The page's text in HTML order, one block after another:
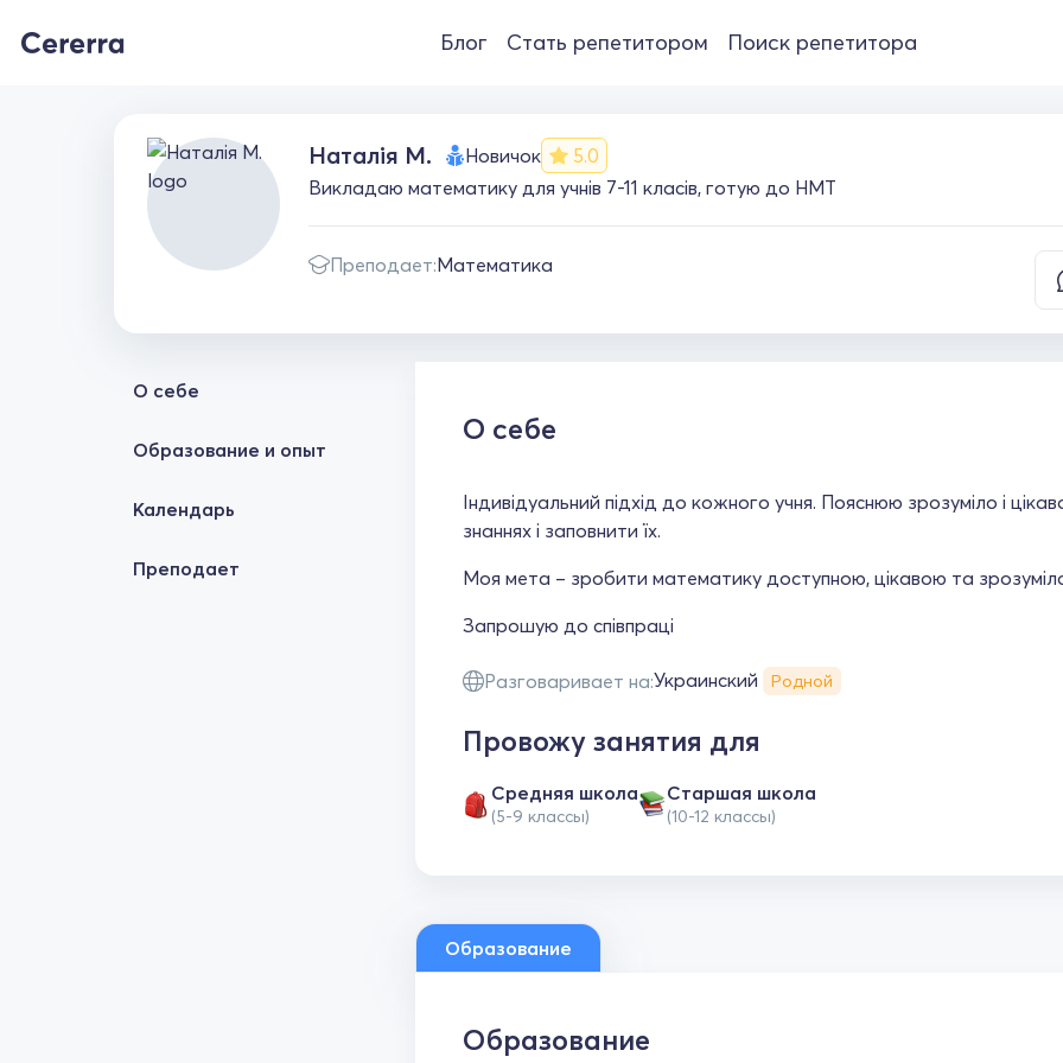
Блог Стать репетитором Поиск репетитора
Наталія М. Новичок
5.0
Викладаю математику для учнів 7-11 класів, готую до НМТ
Преподает:Математика
О себе
Образование и опыт
Календарь
Преподает
О себе
Індивідуальний підхід до кожного учня. Пояснюю зрозуміло і
знаннях і заповнити їх.
Моя мета – зробити математику доступною, цікавою та
Запрошую до співпраці
Разговаривает на:Украинский Родной
Провожу занятия для
Средняя школа
(5-9 классы)
Cтаршая школа
(10-12 классы)
Образование
Образование